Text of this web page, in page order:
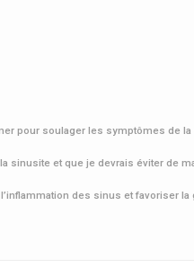
pour soulager les symptômes de la
sinusite et que je devrais éviter de
des sinus et favoriser